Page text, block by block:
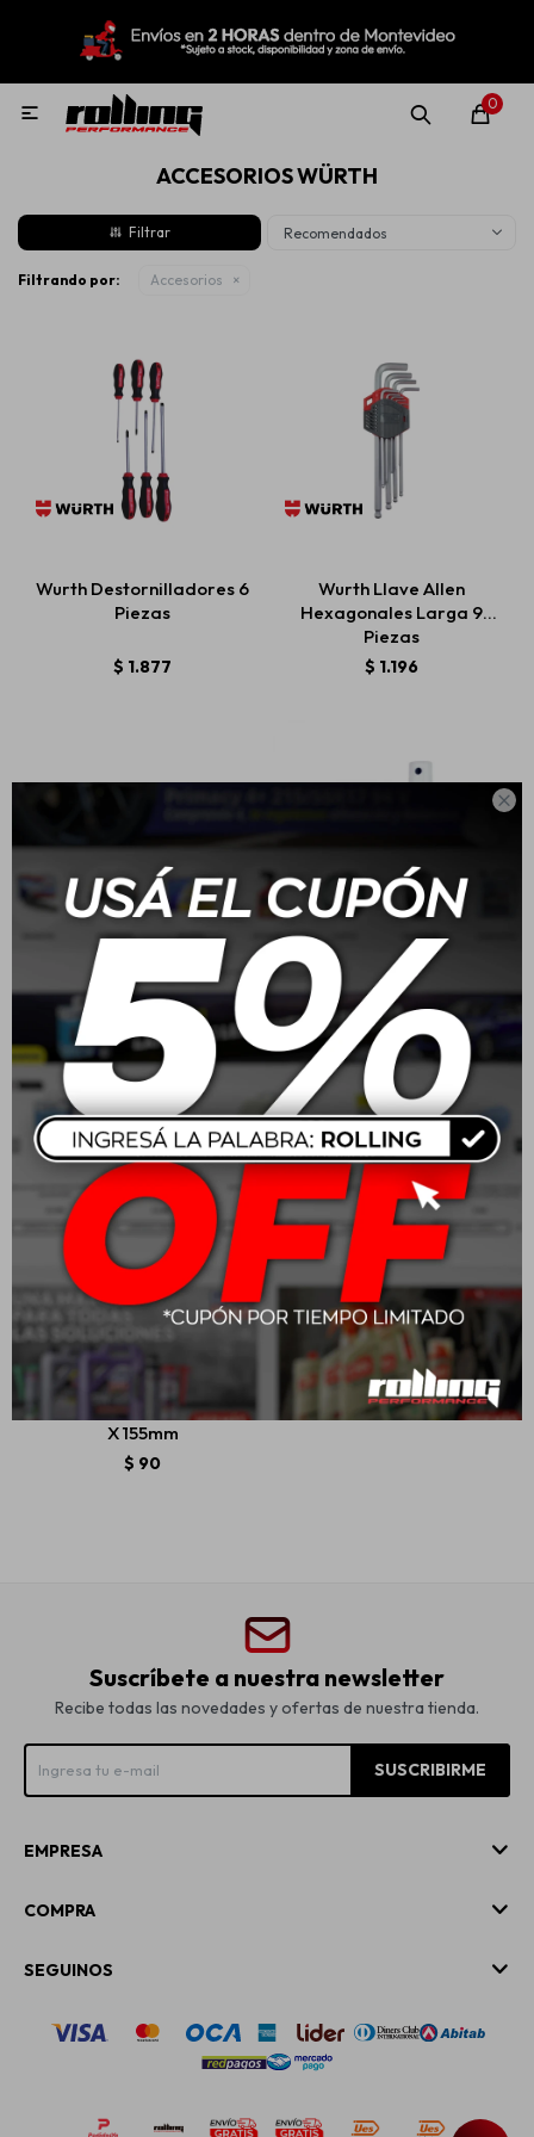

0

ACCESORIOS WÜRTH
Recomendados
Filtrando por: Accesorios
Wurth Destornilladores 6
Piezas
$ 1.877
Wurth Llave Allen
Hexagonales Larga 9
Piezas
$ 1.196
Wurth Bolso De
Herramientas Con Base
Plastica 25kg
$2.590
Wurth Kit Visibilidad
Anti-empañante
$ 920
Wurth Trincheta Eco Con
Rueda De Bloqueo 18mm
X 155mm
$ 90
Suscríbete a nuestra newsletter
Recibe todas las novedades y ofertas de nuestra tienda.
SUSCRIBIRME
EMPRESA
COMPRA
SEGUINOS
MI CUENTA
Nuevo! Rolling Repuestos
Llantas
Lubricantes
Estética automotriz
Baterías
Servicios